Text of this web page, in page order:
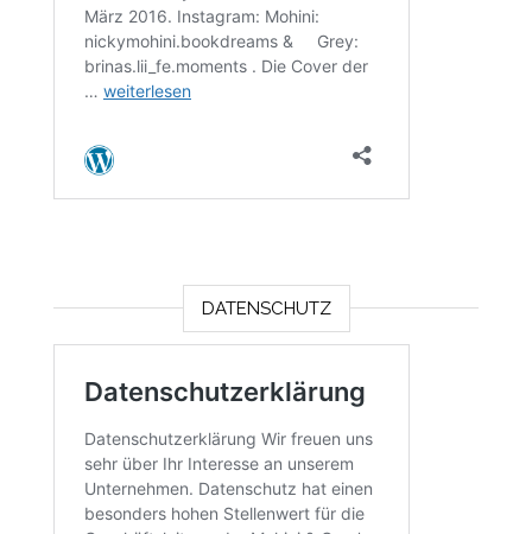
DATENSCHUTZ